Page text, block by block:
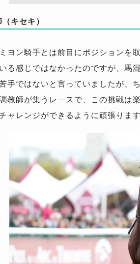
キセキ）
ヨン騎手とは前目にポジション
る感じではなかったのですが、馬
手ではないと言っていましたが、
教師が集うレースで、この挑戦は
ャレンジができるように頑張ります